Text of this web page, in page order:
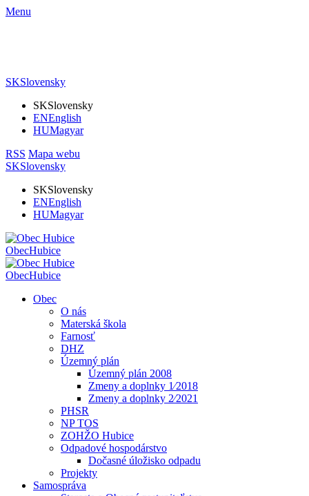
Menu
SKSlovensky
SKSlovensky
ENEnglish
HUMagyar
RSS Mapa webu
SKSlovensky
SKSlovensky
ENEnglish
HUMagyar
ObecHubice
ObecHubice
Obec
O nás
Materská škola
Farnosť
DHZ
Územný plán
Územný plán 2008
Zmeny a doplnky 1⁄2018
Zmeny a doplnky 2⁄2021
PHSR
NP TOS
ZOHŽO Hubice
Odpadové hospodárstvo
Dočasné úložisko odpadu
Projekty
Samospráva